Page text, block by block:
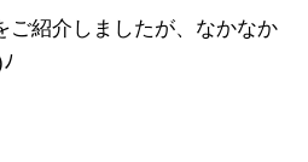
ご紹介しましたが、なかなか